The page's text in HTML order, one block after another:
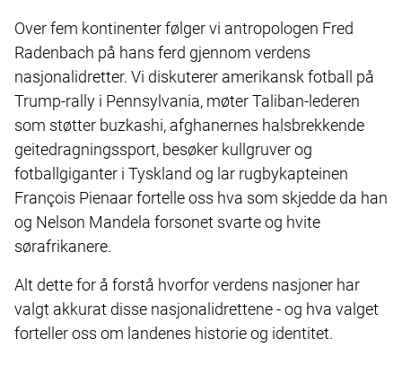
Over fem kontinenter følger vi antropologen Fred
Radenbach på hans ferd gjennom verdens
nasjonalidretter. Vi diskuterer amerikansk fotball på
Trump-rally i Pennsylvania, møter Taliban-lederen
som støtter buzkashi, afghanernes halsbrekkende
geitedragningssport, besøker kullgruver og
fotballgiganter i Tyskland og lar rugbykapteinen
François Pienaar fortelle oss hva som skjedde da han
og Nelson Mandela forsonet svarte og hvite
sørafrikanere.
Alt dette for å forstå hvorfor verdens nasjoner har
valgt akkurat disse nasjonalidrettene - og hva valget
forteller oss om landenes historie og identitet.